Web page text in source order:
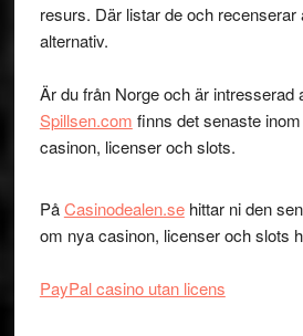
resurs. Där listar de och recenserar
alternativ.
Är du från Norge och är intresserad
Spillsen.com finns det senaste
casinon, licenser och slots.
PåCasinodealen.sehittar ni den
om nya casinon, licenser och slots
PayPal casino utan licens